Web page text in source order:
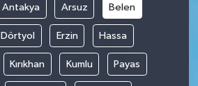
Antakya Arsuz Belen
Dörtyol Erzin Hassa
Kırıkhan Kumlu Payas